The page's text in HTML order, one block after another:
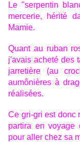
Le "serpentin
mercerie, hérité
Mamie.
Quant au ruban
j'avais acheté des
jarretière (au
aumônières à
réalisées.
Ce gri-gri est donc
partira en voyage
pour aller chez sa